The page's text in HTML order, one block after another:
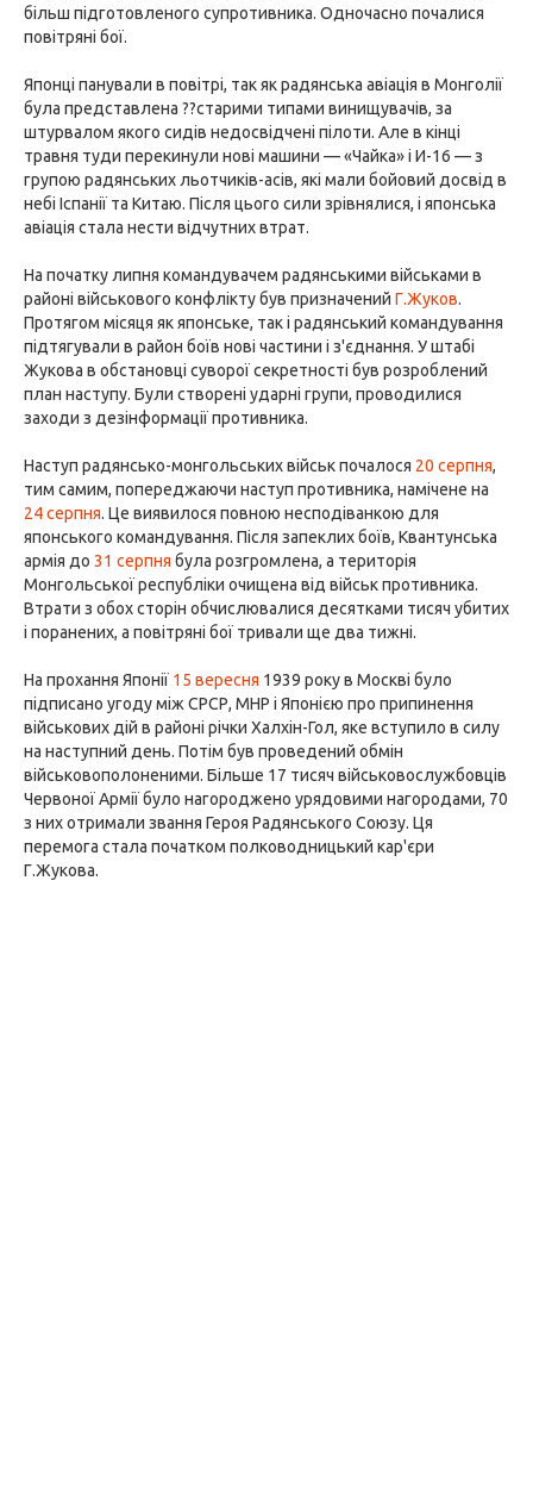
більш підготовленого супротивника. Одночасно почалися
повітряні бої.
Японці панували в повітрі, так як радянська авіація в Монголії
була представлена ??старими типами винищувачів, за
штурвалом якого сидів недосвідчені пілоти. Але в кінці
травня туди перекинули нові машини — «Чайка» і И-16 — з
групою радянських льотчиків-асів, які мали бойовий досвід в
небі Іспанії та Китаю. Після цього сили зрівнялися, і японська
авіація стала нести відчутних втрат.
На початку липня командувачем радянськими військами в
районі військового конфлікту був призначений Г.Жуков.
Протягом місяця як японське, так і радянський командування
підтягували в район боїв нові частини і з'єднання. У штабі
Жукова в обстановці суворої секретності був розроблений
план наступу. Були створені ударні групи, проводилися
заходи з дезінформації противника.
Наступ радянсько-монгольських військ почалося 20 серпня,
тим самим, попереджаючи наступ противника, намічене на
24 серпня. Це виявилося повною несподіванкою для
японського командування. Після запеклих боїв, Квантунська
армія до 31 серпня була розгромлена, а територія
Монгольської республіки очищена від військ противника.
Втрати з обох сторін обчислювалися десятками тисяч убитих
і поранених, а повітряні бої тривали ще два тижні.
На прохання Японії 15 вересня 1939 року в Москві було
підписано угоду між СРСР, МНР і Японією про припинення
військових дій в районі річки Халхін-Гол, яке вступило в силу
на наступний день. Потім був проведений обмін
військовополоненими. Більше 17 тисяч військовослужбовців
Червоної Армії було нагороджено урядовими нагородами, 70
з них отримали звання Героя Радянського Союзу. Ця
перемога стала початком полководницький кар'єри
Г.Жукова.